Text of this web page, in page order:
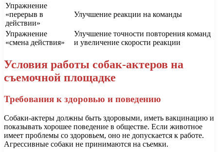
Упражнение
«перерыв в
действии»
Улучшение реакции на команды
Упражнение
«смена действия»
Улучшение точности повторения команд
и увеличение скорости реакции
Условия работы собак-актеров на
съемочной площадке
Требования к здоровью и поведению
Собаки-актеры должны быть здоровыми, иметь вакцинацию и
показывать хорошее поведение в обществе. Если животное
имеет проблемы со здоровьем, оно не допускается к работе.
Агрессивные собаки не принимаются на съемки.